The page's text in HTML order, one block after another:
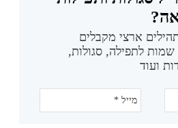
שבתו הקטנה חלתה
מזור למחלתה. המצב
שהציע לו לכתוב
והציע לבדוק את
המזוזה והיא נמצאה
מיד החלימה.